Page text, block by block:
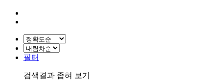
필터
검색결과 좁혀 보기